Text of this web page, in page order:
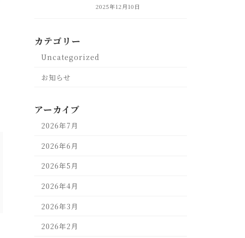
2025年12月10日
カテゴリー
Uncategorized
お知らせ
アーカイブ
2026年7月
2026年6月
2026年5月
2026年4月
2026年3月
2026年2月